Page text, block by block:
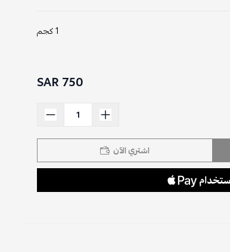
1 كجم
750 SAR
اشتري الآن